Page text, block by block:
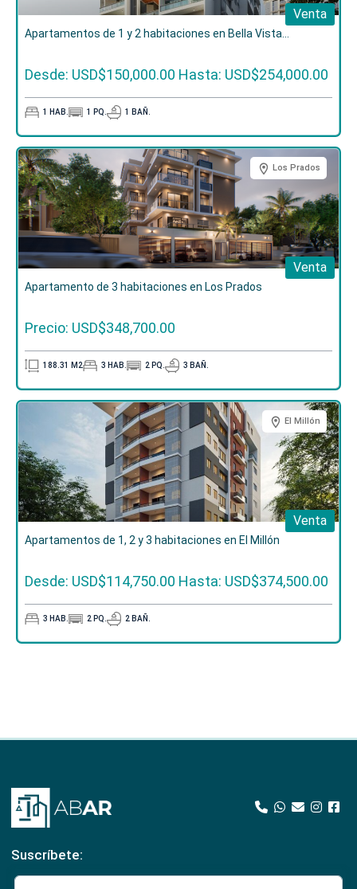
Venta
Apartamentos de 1 y 2 habitaciones en Bella Vista...
Desde: USD$150,000.00 Hasta: USD$254,000.00
1 HAB. 1 PQ. 1 BAÑ.
Los Prados
Venta
Apartamento de 3 habitaciones en Los Prados
Precio: USD$348,700.00
188.31 M2 3 HAB. 2 PQ. 3 BAÑ.
El Millón
Venta
Apartamentos de 1, 2 y 3 habitaciones en El Millón
Desde: USD$114,750.00 Hasta: USD$374,500.00
3 HAB. 2 PQ. 2 BAÑ.
Suscríbete: